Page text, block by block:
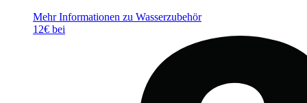
Mehr Informationen zu Wasserzubehör
12€ bei